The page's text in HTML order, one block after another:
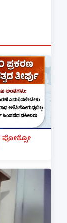
ಪೋಕ್ಸೋ